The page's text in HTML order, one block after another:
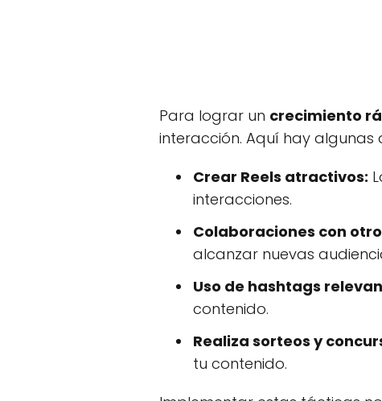
Para lograr un crecimiento
interacción. Aquí hay algunas
Crear Reels atractivos:
interacciones.
Colaboraciones con
alcanzar nuevas
Uso de hashtags
contenido.
Realiza sorteos y
tu contenido.